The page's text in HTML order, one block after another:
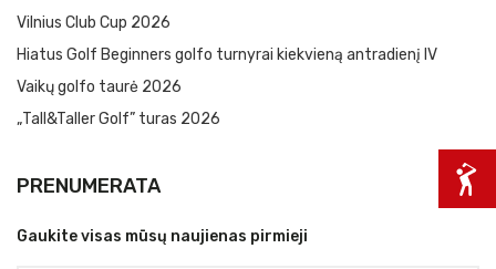
Vilnius Club Cup 2026
Hiatus Golf Beginners golfo turnyrai kiekvieną antradienį IV
Vaikų golfo taurė 2026
„Tall&Taller Golf” turas 2026
PRENUMERATA
Gaukite visas mūsų naujienas pirmieji